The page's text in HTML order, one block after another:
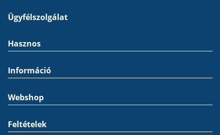
Ügyfélszolgálat
Hasznos
Információ
Webshop
Feltételek